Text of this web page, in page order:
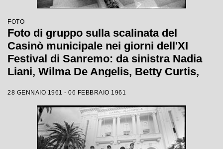
FOTO
Foto di gruppo sulla scalinata del
Casinò municipale nei giorni dell'XI
Festival di Sanremo: da sinistra Nadia
Liani, Wilma De Angelis, Betty Curtis,
Mazzetti
28 GENNAIO 1961 - 06 FEBBRAIO 1961